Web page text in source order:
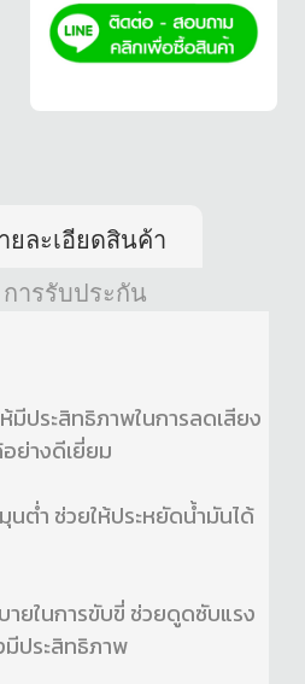
ยละเอียดสินค้า
การรับประกัน
มีประสิทธิภาพในการลดเสียง
ย่างดีเยี่ยม
นต่ำ ช่วยให้ประหยัดน้ำมันได้
ายในการขับขี่ ช่วยดูดซับแรง
มีประสิทธิภาพ